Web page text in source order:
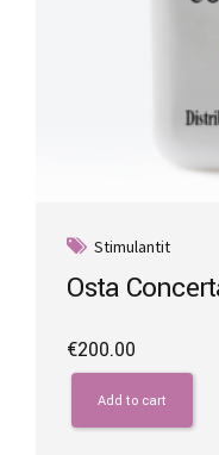
Stimulantit
Osta
€200.00
Add to cart